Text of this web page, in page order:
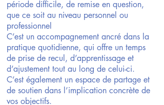
période difficile, de remise en question,
que ce soit au niveau personnel ou
professionnel
C’est un accompagnement ancré dans la
pratique quotidienne, qui offre un temps
de prise de recul, d’apprentissage et
d’ajustement tout au long de celui-ci.
C’est également un espace de partage et
de soutien dans l’implication concrète de
vos objectifs.